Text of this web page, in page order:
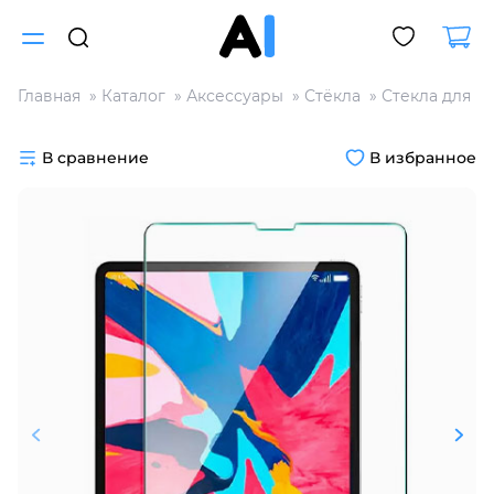
Главная Каталог Аксессуары Стёкла Стекла для
В сравнение В избранное
Разбейте
на части
без переплат
График платежей
25